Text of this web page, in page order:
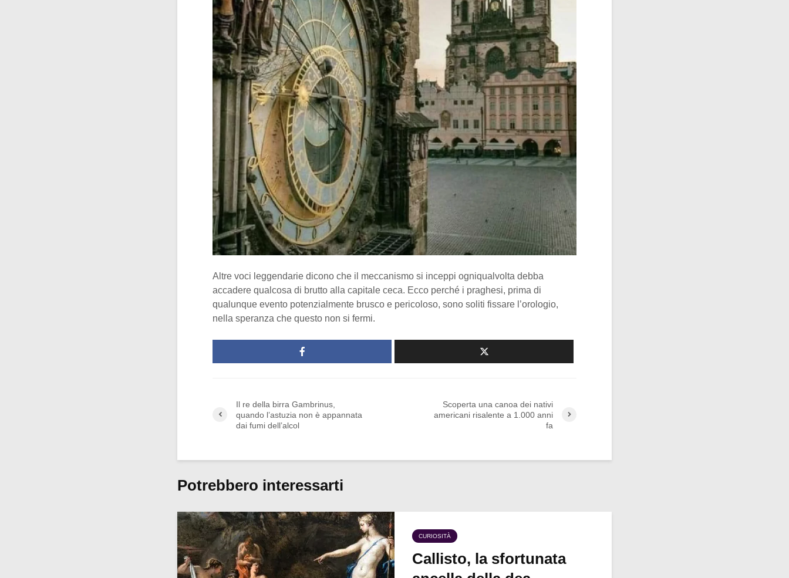
Altre voci leggendarie dicono che il meccanismo si inceppi ogniqualvolta debba
accadere qualcosa di brutto alla capitale ceca. Ecco perché i praghesi, prima di
qualunque evento potenzialmente brusco e pericoloso, sono soliti fissare l’orologio,
nella speranza che questo non si fermi.
Il re della birra Gambrinus,
quando l’astuzia non è appannata
dai fumi dell’alcol
Scoperta una canoa dei nativi
americani risalente a 1.000 anni
fa
Potrebbero interessarti
CURIOSITÀ
Callisto, la sfortunata